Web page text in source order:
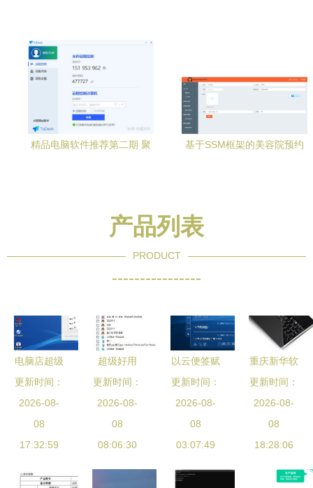
精品电脑软件推荐第二期 聚
基于SSM框架的美容院预约
产品列表
PRODUCT
----------------
电脑店超级
U盘启动盘
制作工具
v7.5 2001
官方版——
更新时间：
2026-08-
08
17:32:59
超级好用
二十款良心
电脑软件推
荐给你
更新时间：
2026-08-
08
08:06:30
以云便签赋
能计算机软
件开发 提
高工作效
率，改进工
更新时间：
2026-08-
08
03:07:49
重庆新华软
件开发专业
未来IT行业
支柱产业的
新篇章
更新时间：
2026-08-
08
18:28:06